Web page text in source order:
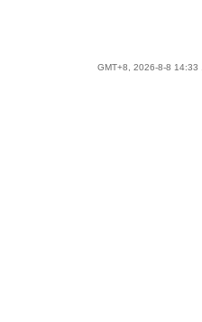
GMT+8, 2026-8-8 14:33